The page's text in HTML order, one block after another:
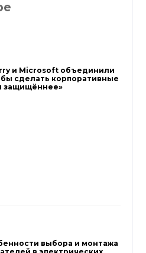
и Microsoft объединили
сделать корпоративные
защищённее»
выбора и монтажа